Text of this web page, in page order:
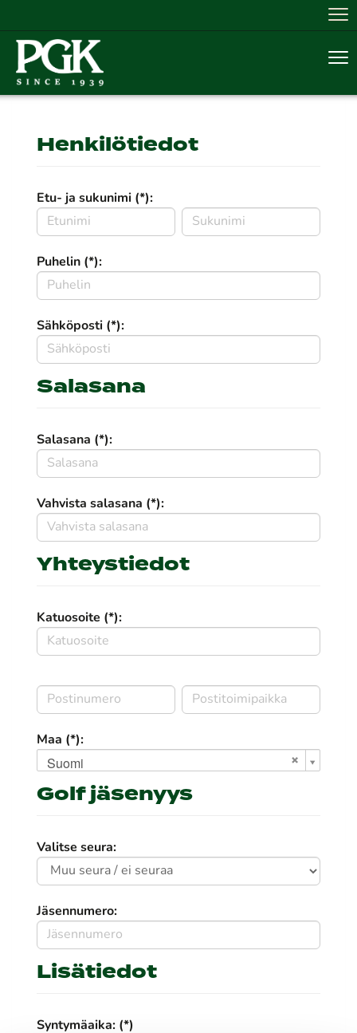
Henkilötiedot
Etu- ja sukunimi (*):
Puhelin (*):
Sähköposti (*):
Salasana
Salasana (*):
Vahvista salasana (*):
Yhteystiedot
Katuosoite (*):
Maa (*):
Suomi
Golf jäsenyys
Valitse seura:
Jäsennumero:
Lisätiedot
Syntymäaika: (*)